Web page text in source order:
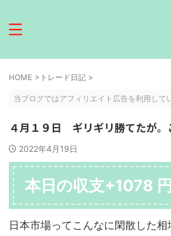
HOME > トレード日記 >
当ブログではアフィリエイト広告を利用して
４月１９日 ギリギリ勝てたが。
2022年4月19日
本日の収支+1078 円
日本市場ってこんなに閑散した相